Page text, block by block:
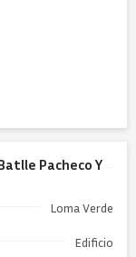
Pacheco Y
Loma Verde
Edificio